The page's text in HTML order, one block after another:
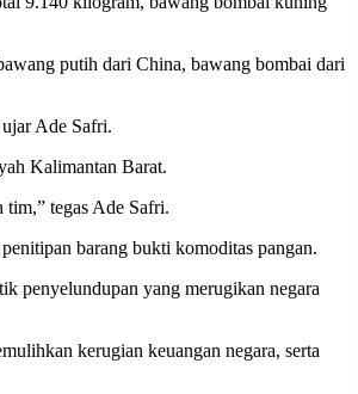
putih dari China, bawang bombai dari
Ade Safri.
Kalimantan Barat.
tim,” tegas Ade Safri.
barang bukti komoditas pangan.
penyelundupan yang merugikan negara
kerugian keuangan negara, serta